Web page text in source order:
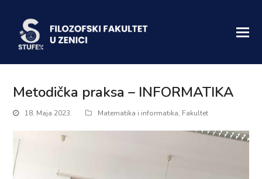
Metodička praksa – INFORMATIKA
18. Maja 2023. Matematika i informatika, Fakultet